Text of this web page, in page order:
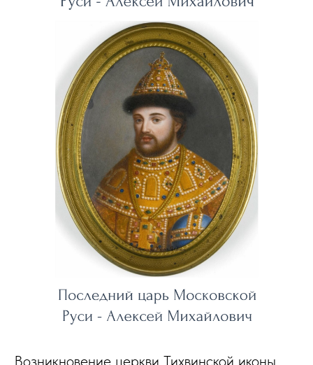
Возникновение церкви Тихвинской иконы